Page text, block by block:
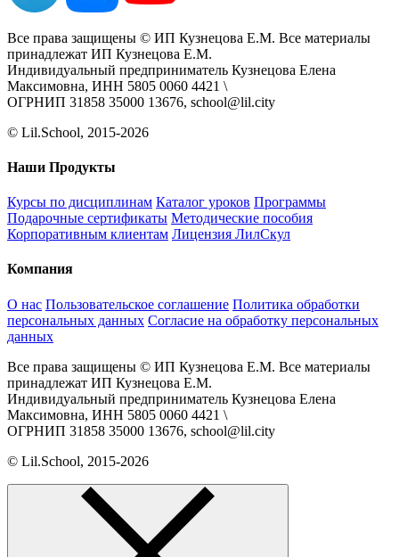
Все права защищены © ИП Кузнецова Е.М. Все материалы
принадлежат ИП Кузнецова Е.М.
Индивидуальный предприниматель Кузнецова Елена
Максимовна, ИНН 5805 0060 4421 \
ОГРНИП 31858 35000 13676, school@lil.city
© Lil.School, 2015‐2026
Наши Продукты
Курсы по дисциплинам Каталог уроков Программы
Подарочные сертификаты Методические пособия
Корпоративным клиентам Лицензия ЛилСкул
Компания
О нас Пользовательское соглашение Политика обработки
персональных данных Согласие на обработку персональных
данных
Все права защищены © ИП Кузнецова Е.М. Все материалы
принадлежат ИП Кузнецова Е.М.
Индивидуальный предприниматель Кузнецова Елена
Максимовна, ИНН 5805 0060 4421 \
ОГРНИП 31858 35000 13676, school@lil.city
© Lil.School, 2015‐2026